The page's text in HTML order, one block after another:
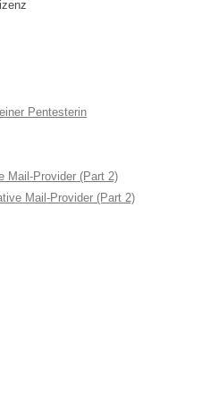
Lizenz
Pentesterin
Mail-Provider (Part 2)
Mail-Provider (Part 2)